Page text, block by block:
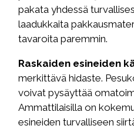
pakata yhdessä
laadukkaita
tavaroita paremmin.
Raskaiden esineiden
merkittävä hidaste.
voivat pysäyttää
Ammattilaisilla on
esineiden turvalliseen